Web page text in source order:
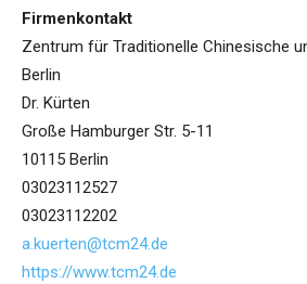
Firmenkontakt
Zentrum für Traditionelle Chinesische
Berlin
Dr. Kürten
Große Hamburger Str. 5-11
10115 Berlin
03023112527
03023112202
a.kuerten@tcm24.de
https://www.tcm24.de